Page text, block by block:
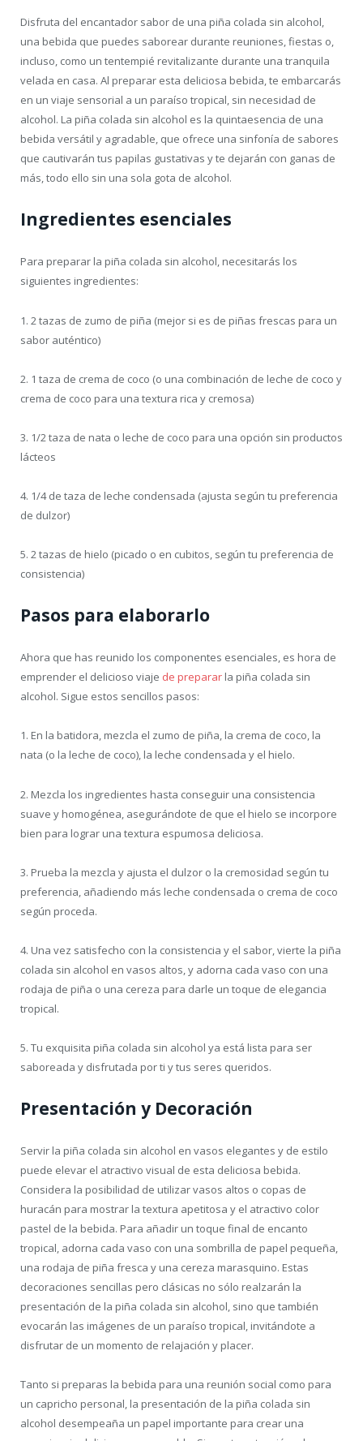
Disfruta del encantador sabor de una piña colada sin alcohol,
una bebida que puedes saborear durante reuniones, fiestas o,
incluso, como un tentempié revitalizante durante una tranquila
velada en casa. Al preparar esta deliciosa bebida, te embarcarás
en un viaje sensorial a un paraíso tropical, sin necesidad de
alcohol. La piña colada sin alcohol es la quintaesencia de una
bebida versátil y agradable, que ofrece una sinfonía de sabores
que cautivarán tus papilas gustativas y te dejarán con ganas de
más, todo ello sin una sola gota de alcohol.
Ingredientes esenciales
Para preparar la piña colada sin alcohol, necesitarás los
siguientes ingredientes:
1. 2 tazas de zumo de piña (mejor si es de piñas frescas para un
sabor auténtico)
2. 1 taza de crema de coco (o una combinación de leche de coco y
crema de coco para una textura rica y cremosa)
3. 1/2 taza de nata o leche de coco para una opción sin productos
lácteos
4. 1/4 de taza de leche condensada (ajusta según tu preferencia
de dulzor)
5. 2 tazas de hielo (picado o en cubitos, según tu preferencia de
consistencia)
Pasos para elaborarlo
Ahora que has reunido los componentes esenciales, es hora de
emprender el delicioso viaje de preparar la piña colada sin
alcohol. Sigue estos sencillos pasos:
1. En la batidora, mezcla el zumo de piña, la crema de coco, la
nata (o la leche de coco), la leche condensada y el hielo.
2. Mezcla los ingredientes hasta conseguir una consistencia
suave y homogénea, asegurándote de que el hielo se incorpore
bien para lograr una textura espumosa deliciosa.
3. Prueba la mezcla y ajusta el dulzor o la cremosidad según tu
preferencia, añadiendo más leche condensada o crema de coco
según proceda.
4. Una vez satisfecho con la consistencia y el sabor, vierte la piña
colada sin alcohol en vasos altos, y adorna cada vaso con una
rodaja de piña o una cereza para darle un toque de elegancia
tropical.
5. Tu exquisita piña colada sin alcohol ya está lista para ser
saboreada y disfrutada por ti y tus seres queridos.
Presentación y Decoración
Servir la piña colada sin alcohol en vasos elegantes y de estilo
puede elevar el atractivo visual de esta deliciosa bebida.
Considera la posibilidad de utilizar vasos altos o copas de
huracán para mostrar la textura apetitosa y el atractivo color
pastel de la bebida. Para añadir un toque final de encanto
tropical, adorna cada vaso con una sombrilla de papel pequeña,
una rodaja de piña fresca y una cereza marasquino. Estas
decoraciones sencillas pero clásicas no sólo realzarán la
presentación de la piña colada sin alcohol, sino que también
evocarán las imágenes de un paraíso tropical, invitándote a
disfrutar de un momento de relajación y placer.
Tanto si preparas la bebida para una reunión social como para
un capricho personal, la presentación de la piña colada sin
alcohol desempeaña un papel importante para crear una